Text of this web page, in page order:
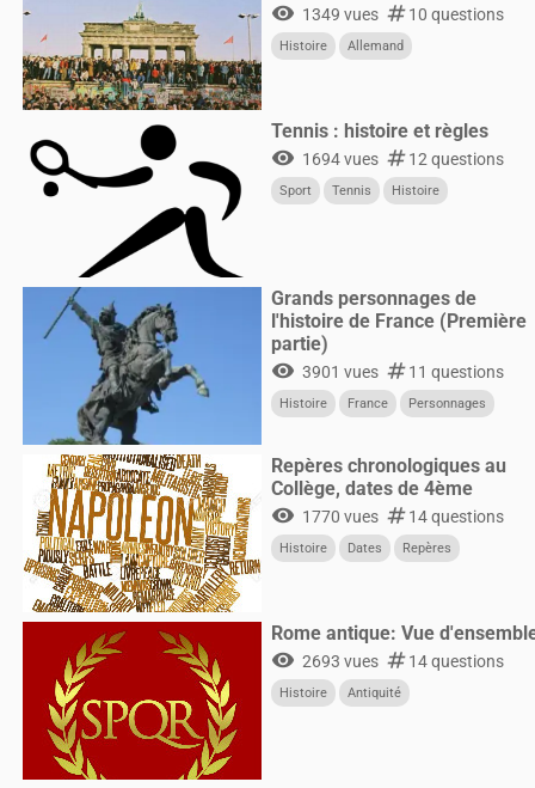
visibility 1349 vues numbers10 questions
Histoire Allemand
Tennis : histoire et règles
visibility 1694 vues numbers12 questions
Sport Tennis Histoire
Grands personnages de
l'histoire de France (Première
partie)
visibility 3901 vues numbers11 questions
Histoire France Personnages
Repères chronologiques au
Collège, dates de 4ème
visibility 1770 vues numbers14 questions
Histoire Dates Repères
Rome antique: Vue
visibility 2693 vues numbers14 questions
Histoire Antiquité